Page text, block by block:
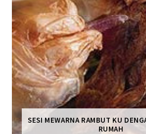
SESI MEWARNA RAMBUT KU
RUMAH